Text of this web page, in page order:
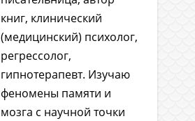
книг, клинический
(медицинский) психолог,
регрессолог,
гипнотерапевт. Изучаю
феномены памяти и
мозга с научной точки